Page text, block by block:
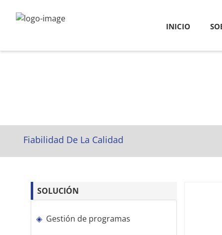
INICIO
Fiabilidad De La Calidad
SOLUCIÓN
Gestión de programas